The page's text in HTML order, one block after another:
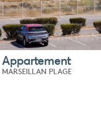
Appartement
MARSEILLAN PLAGE